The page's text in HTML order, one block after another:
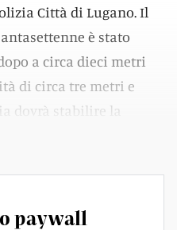
Città di Lugano. Il
è stato
a circa dieci metri
di circa tre metri e
dovrà stabilire la
paywall